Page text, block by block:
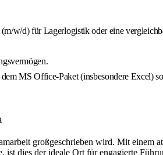
w/d) für Lagerlogistik oder eine
MS Office-Paket (insbesondere Excel)
großgeschrieben wird. Mit einem
dies der ideale Ort für engagierte